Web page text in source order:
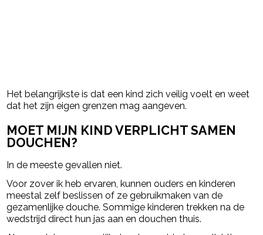
Het belangrijkste is dat een kind zich veilig voelt en weet
dat het zijn eigen grenzen mag aangeven.
MOET MIJN KIND VERPLICHT SAMEN
DOUCHEN?
In de meeste gevallen niet.
Voor zover ik heb ervaren, kunnen ouders en kinderen
meestal zelf beslissen of ze gebruikmaken van de
gezamenlijke douche. Sommige kinderen trekken na de
wedstrijd direct hun jas aan en douchen thuis.